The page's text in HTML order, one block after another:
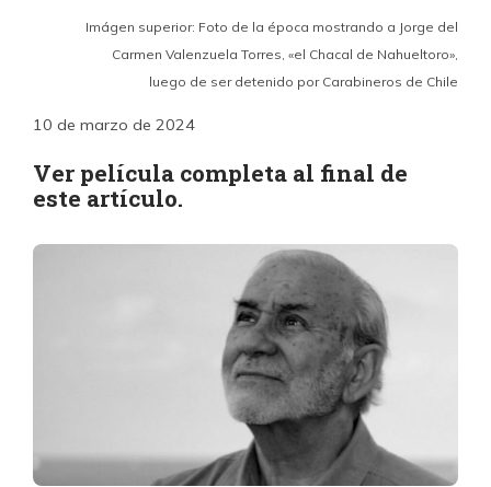
Imágen superior: Foto de la época mostrando a Jorge del
Carmen Valenzuela Torres, «el Chacal de Nahueltoro»,
luego de ser detenido por Carabineros de Chile
10 de marzo de 2024
Ver película completa al final de
este artículo.